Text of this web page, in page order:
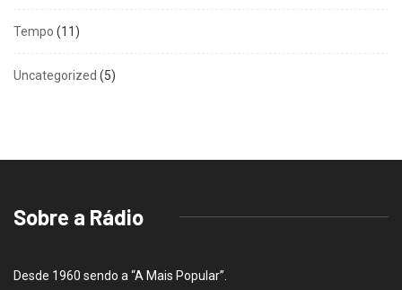
Tempo (11)
Uncategorized (5)
Sobre a Rádio
Desde 1960 sendo a “A Mais Popular”.